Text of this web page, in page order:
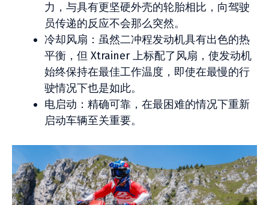
力，与具有更坚硬外壳的轮胎相比，向驾驶
员传递的反应不会那么突然。
冷却风扇：虽然二冲程发动机具有出色的热
平衡，但 Xtrainer 上标配了风扇，使发动机
始终保持在最佳工作温度，即使在最慢的行
驶情况下也是如此。
电启动：精确可靠，在最困难的情况下重新
启动车辆至关重要。